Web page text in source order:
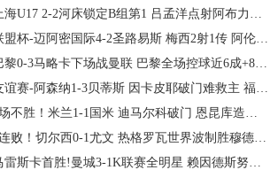
2-2河床锁定B组第1 吕孟洋点射阿布力米破门 将战A组第2
杯-迈阿密国际4-2圣路易斯 梅西2射1传 阿伦助攻戴帽
3马略卡下场战曼联 巴黎全场控球近6成+8射3正未果
-阿森纳1-3贝蒂斯 因卡皮耶破门难救主 福纳尔斯1射2传
！米兰1-1国米 迪马尔科破门 恩昆库造点+点射拉莫斯登场
切尔西0-1尤文 热格罗瓦世界波制胜穆德里克时隔614天复出
首胜!曼城3-1K联赛全明星 赖因德斯努里破门塞梅尼奥助攻